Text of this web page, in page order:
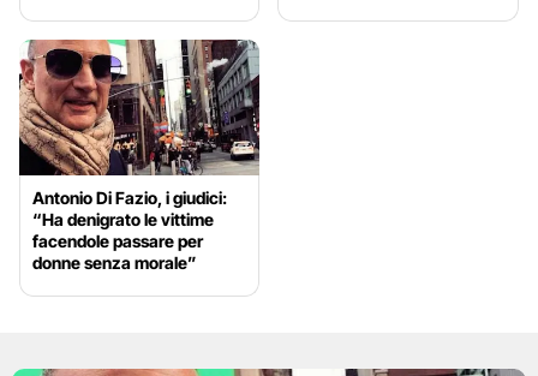
Antonio Di Fazio, i giudici:
“Ha denigrato le vittime
facendole passare per
donne senza morale”